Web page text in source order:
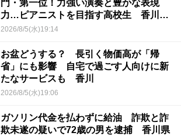
門・第一位！力強い演奏と豊かな表現
力…ピアニストを目指す高校生 香川
【青春のキセキ】
2026/8/5(水)19:14
お盆どうする？ 長引く物価高が「帰
省」にも影響 自宅で過ごす人向けに新
たなサービスも 香川
2026/8/5(水)19:06
ガソリン代金を払わずに給油 詐欺と詐
欺未遂の疑いで72歳の男を逮捕 香川県